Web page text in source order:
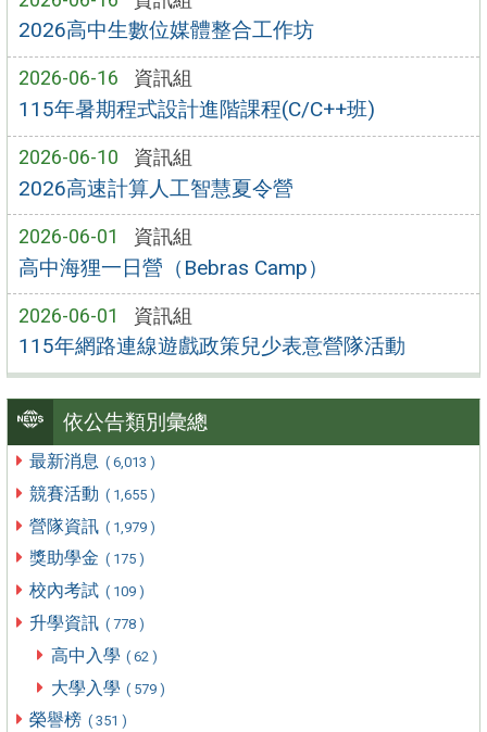
2026高中生數位媒體整合工作坊
2026-06-16 資訊組
115年暑期程式設計進階課程(C/C++班)
2026-06-10 資訊組
2026高速計算人工智慧夏令營
2026-06-01 資訊組
高中海狸一日營（Bebras Camp）
2026-06-01 資訊組
115年網路連線遊戲政策兒少表意營隊活動
依公告類別彙總
最新消息 ( 6,013 )
競賽活動 ( 1,655 )
營隊資訊 ( 1,979 )
獎助學金 ( 175 )
校內考試 ( 109 )
升學資訊 ( 778 )
高中入學 ( 62 )
大學入學 ( 579 )
榮譽榜 ( 351 )